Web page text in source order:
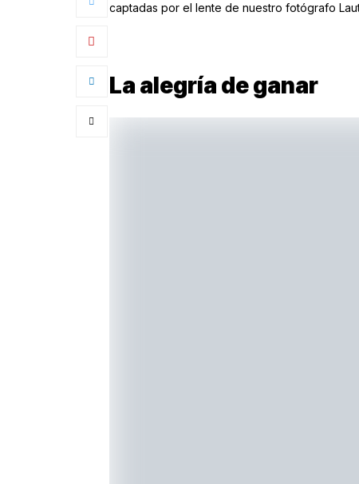
captadas por el lente de nuestro fotógrafo
La alegría de ganar